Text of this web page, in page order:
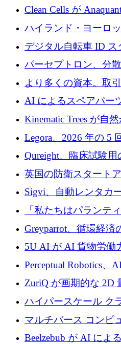
達
Clean Cells が
門知識によるバイオ
ハイランド・ヨーロ
規模拡大を支援する
ンドVIを閉鎖
デジタル自転車 ID ス
TÖNNJES への投資
パーセプトロン、分
ークの構築に 650 万
より多くの資本。取
2026 年上半期がヨー
ついて語ること
AI によるスペアパー
Intropy が 1,100 万ド
Kinematic Trees が自
ンを得たロボット ソ
めに 58 万 5,000 ポン
Legora、2026 年の 5
タートアップ Wexler
Qureight、臨床試験
ジング プラットフォ
リーズ B で 2,000 万
英国の防衛スタート
攻撃に対抗する仮想
を調達
Sigvi、自動レンタカ
ユーロを調達
「私たちはパランテ
会社です」とフラン
者は言う
Greyparrot、循環経
テリジェンスを拡張
2,700 万ドルを確保
5U AI が AI 貨物労働
に 320 万ドルのプレ
Perceptual Robotics、
規模拡大に向けて
ZuriQ が画期的な 2D
張するために 2,550
ハイパースケール ク
ン コンピューティン
ビジョン
マルチバース コンピ
ンドで最大 5 億 7,000
Beelzebub が AI によ